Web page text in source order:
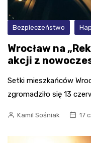
Bezpieczeństwo
Wrocław na
akcji z
Setki mieszkańców
zgromadziło się 13
Kamil Sośniak 17